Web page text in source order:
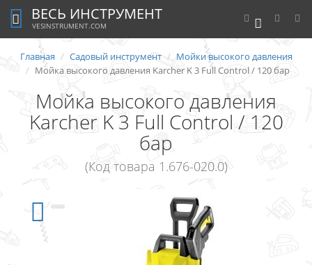
0
ВЕСЬ ИНСТРУМЕНТ
VESINSTRUMENT.COM
Главная Садовый инструмент
Мойки высокого давления
Мойка высокого давления Karcher K 3 Full Control / 120 бар
Мойка высокого давления
Karcher K 3 Full Control / 120
бар
(Код товара 1.676-020.0)